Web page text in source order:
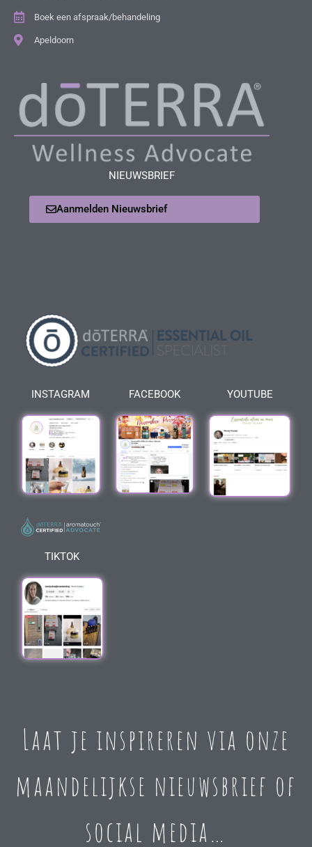
Boek een afspraak/behandeling
Apeldoorn
NIEUWSBRIEF
Aanmelden Nieuwsbrief
INSTAGRAM FACEBOOK YOUTUBE
TIKTOK
Laat je inspireren via onze
maandelijkse nieuwsbrief of
social media…